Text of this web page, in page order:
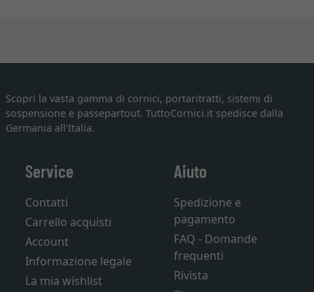
Scopri la vasta gamma di cornici, portaritratti, sistemi di
sospensione e passepartout. TuttoCornici.it spedisce dalla
Germania all'Italia.
Service
Contatti
Carrello acquisti
Account
Informazione legale
La mia wishlist
Aiuto
Spedizione e
pagamento
FAQ - Domande
frequenti
Rivista